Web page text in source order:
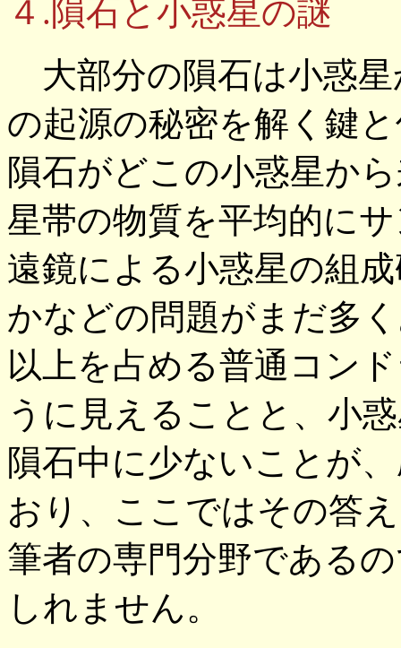
４.隕石と小惑星の謎
大部分の隕石は小惑
の起源の秘密を解く鍵
隕石がどこの小惑星か
星帯の物質を平均的に
遠鏡による小惑星の組
かなどの問題がまだ多
以上を占める普通コン
うに見えることと、小
隕石中に少ないことが
おり、ここではその答
筆者の専門分野である
しれません。